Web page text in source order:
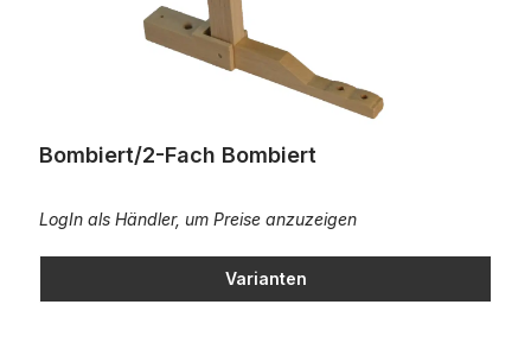
Bombiert/2-Fach Bombiert
LogIn als Händler, um Preise anzuzeigen
Varianten